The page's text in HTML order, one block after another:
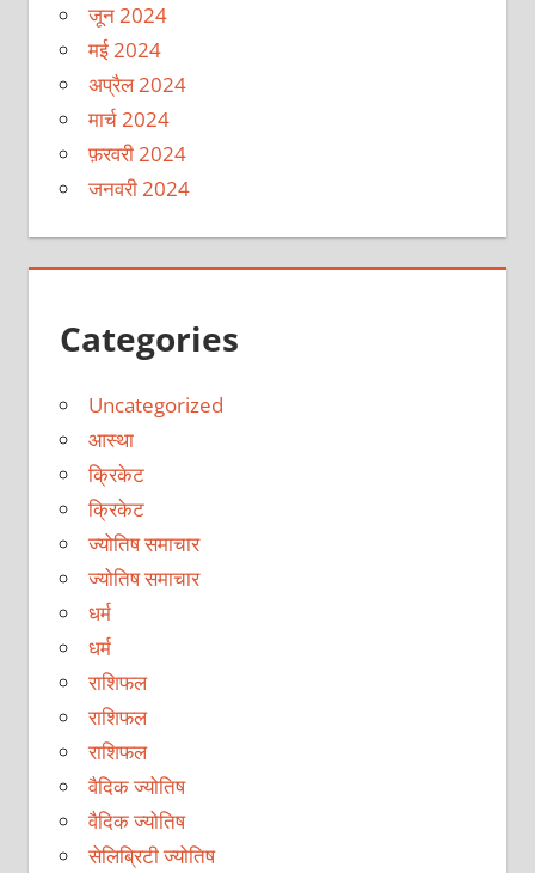
जून 2024
मई 2024
अप्रैल 2024
मार्च 2024
फ़रवरी 2024
जनवरी 2024
Categories
Uncategorized
आस्था
क्रिकेट
क्रिकेट
ज्योतिष समाचार
ज्योतिष समाचार
धर्म
धर्म
राशिफल
राशिफल
राशिफल
वैदिक ज्योतिष
वैदिक ज्योतिष
सेलिब्रिटी ज्योतिष